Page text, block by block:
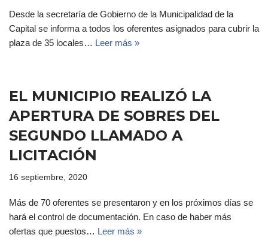
Desde la secretaría de Gobierno de la Municipalidad de la
Capital se informa a todos los oferentes asignados para cubrir la
plaza de 35 locales… Leer más »
EL MUNICIPIO REALIZÓ LA
APERTURA DE SOBRES DEL
SEGUNDO LLAMADO A
LICITACIÓN
16 septiembre, 2020
Más de 70 oferentes se presentaron y en los próximos días se
hará el control de documentación. En caso de haber más
ofertas que puestos… Leer más »